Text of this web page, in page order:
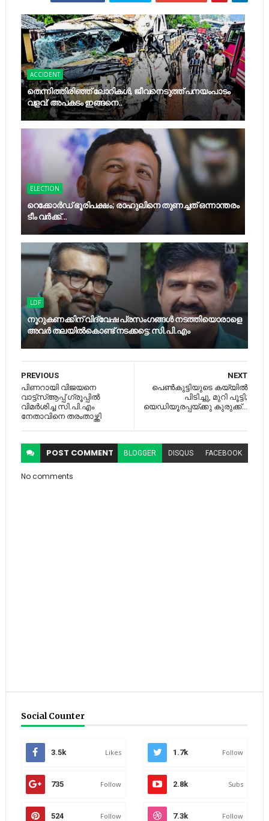
ACCIDENT
തെന്നിത്തിരിഞ്ഞ് ലോറികൾ, ജീവനെടുത്ത് പനയംപാടം
വളവ്: അപകടം ഇങ്ങനെ..
ELECTION
റെക്കോര്‍ഡ് ഭൂരിപക്ഷം; രാഹുലിനെ തുണച്ചത് ഒന്നാന്തരം
ടീം വര്‍ക്ക്...
LDF
നൂറുകണക്കിന് വിദ്വേഷ പ്രസംഗങ്ങള്‍ നടത്തിയൊരാളെ
അവര്‍ തലയില്‍കൊണ്ട് നടക്കട്ടെ: സി.പി.എം
NEXT
പെൺകുട്ടിയുടെ കയ്യിൽ
പിടിച്ചു, മുറി പൂട്ടി;
യെഡിയൂരപ്പ‌യ്ക്കു കുരുക്ക്...
PREVIOUS
പിണറായി വിജയനെ
വാട്ട്സ്ആപ്പ് ഗ്രൂപ്പിൽ
വിമർശിച്ച സി.പി.എം
നേതാവിനെ തരംതാഴ്ത്തി
POST COMMENT BLOGGER DISQUS FACEBOOK
No comments
Social Counter
3.5k Likes 1.7k Follow
735 Follow 2.8k Subs
524 Follow 7.3k Follow